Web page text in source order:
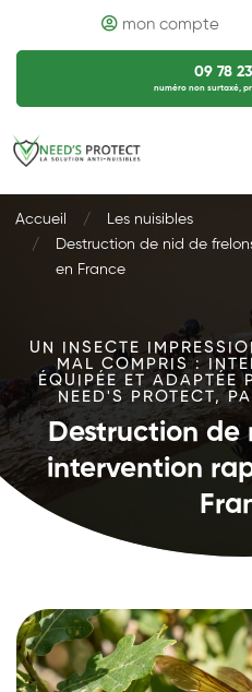
mon compte
09 78
numéro non surtaxé,
Accueil
Les nuisibles
Destruction de nid de
en France
UN INSECTE
MAL COMPRIS :
ÉQUIPÉE ET ADAPTÉE
NEED'S PROTECT,
Destruction de
intervention